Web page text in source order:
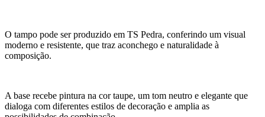
O tampo pode ser produzido em TS Pedra, conferindo um visual
moderno e resistente, que traz aconchego e naturalidade à
composição.
A base recebe pintura na cor taupe, um tom neutro e elegante que
dialoga com diferentes estilos de decoração e amplia as